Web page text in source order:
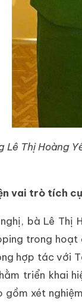
Lê Thị Hoàng
vai trò tích
bà Lê Thị
trong
hợp tác với
triển khai
gồm xét